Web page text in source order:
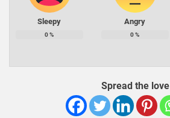
Sleepy
0%
Angry
0%
Spread the love